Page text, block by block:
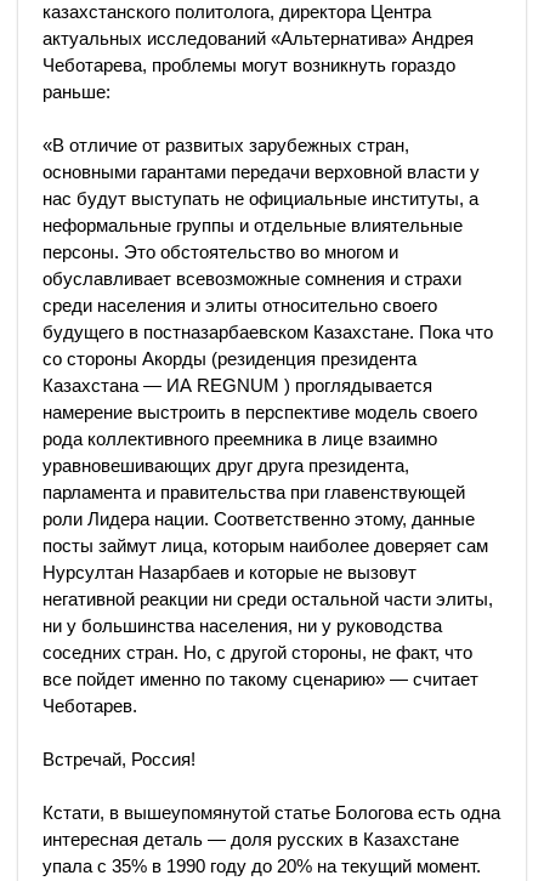
казахстанского политолога, директора Центра
актуальных исследований «Альтернатива» Андрея
Чеботарева, проблемы могут возникнуть гораздо
раньше:
«В отличие от развитых зарубежных стран,
основными гарантами передачи верховной власти у
нас будут выступать не официальные институты, а
неформальные группы и отдельные влиятельные
персоны. Это обстоятельство во многом и
обуславливает всевозможные сомнения и страхи
среди населения и элиты относительно своего
будущего в постназарбаевском Казахстане. Пока что
со стороны Акорды (резиденция президента
Казахстана — ИА REGNUM ) проглядывается
намерение выстроить в перспективе модель своего
рода коллективного преемника в лице взаимно
уравновешивающих друг друга президента,
парламента и правительства при главенствующей
роли Лидера нации. Соответственно этому, данные
посты займут лица, которым наиболее доверяет сам
Нурсултан Назарбаев и которые не вызовут
негативной реакции ни среди остальной части элиты,
ни у большинства населения, ни у руководства
соседних стран. Но, с другой стороны, не факт, что
все пойдет именно по такому сценарию» — считает
Чеботарев.
Встречай, Россия!
Кстати, в вышеупомянутой статье Бологова есть одна
интересная деталь — доля русских в Казахстане
упала с 35% в 1990 году до 20% на текущий момент.